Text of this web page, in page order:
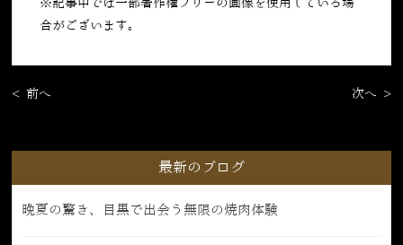
※記事中では一部著作権フリーの画像を使用している場
合がございます。
< 前へ 次へ >
最新のブログ
晩夏の驚き、目黒で出会う無限の焼肉体験